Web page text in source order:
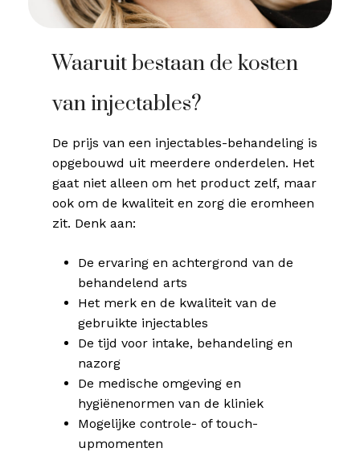
Waaruit bestaan de kosten
van injectables?
De prijs van een injectables-behandeling is
opgebouwd uit meerdere onderdelen. Het
gaat niet alleen om het product zelf, maar
ook om de kwaliteit en zorg die eromheen
zit. Denk aan:
De ervaring en achtergrond van de
behandelend arts
Het merk en de kwaliteit van de
gebruikte injectables
De tijd voor intake, behandeling en
nazorg
De medische omgeving en
hygiënenormen van de kliniek
Mogelijke controle- of touch-
upmomenten